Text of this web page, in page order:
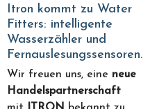
Itron kommt zu Water
Fitters: intelligente
Wasserzähler und
Fernauslesungssensoren.
Wir freuen uns, eine neue
Handelspartnerschaft